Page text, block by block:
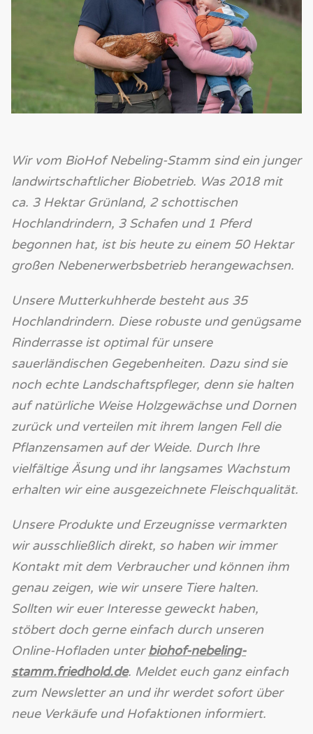
Wir vom BioHof Nebeling-Stamm sind ein junger
landwirtschaftlicher Biobetrieb. Was 2018 mit
ca. 3 Hektar Grünland, 2 schottischen
Hochlandrindern, 3 Schafen und 1 Pferd
begonnen hat, ist bis heute zu einem 50 Hektar
großen Nebenerwerbsbetrieb herangewachsen.
Unsere Mutterkuhherde besteht aus 35
Hochlandrindern. Diese robuste und genügsame
Rinderrasse ist optimal für unsere
sauerländischen Gegebenheiten. Dazu sind sie
noch echte Landschaftspfleger, denn sie halten
auf natürliche Weise Holzgewächse und Dornen
zurück und verteilen mit ihrem langen Fell die
Pflanzensamen auf der Weide. Durch Ihre
vielfältige Äsung und ihr langsames Wachstum
erhalten wir eine ausgezeichnete Fleischqualität.
Unsere Produkte und Erzeugnisse vermarkten
wir ausschließlich direkt, so haben wir immer
Kontakt mit dem Verbraucher und können ihm
genau zeigen, wie wir unsere Tiere halten.
Sollten wir euer Interesse geweckt haben,
stöbert doch gerne einfach durch unseren
Online-Hofladen unterbiohof-nebeling-
stamm.friedhold.de. Meldet euch ganz einfach
zum Newsletter an und ihr werdet sofort über
neue Verkäufe und Hofaktionen informiert.